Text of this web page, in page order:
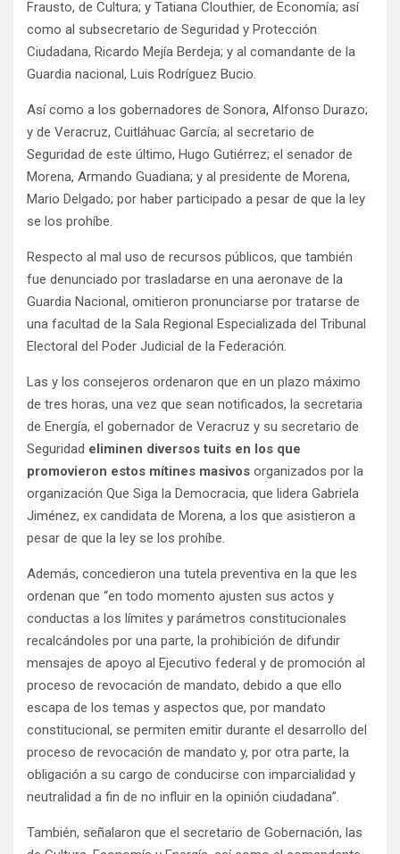
Frausto, de Cultura; y Tatiana Clouthier, de Economía; así
como al subsecretario de Seguridad y Protección
Ciudadana, Ricardo Mejía Berdeja; y al comandante de la
Guardia nacional, Luis Rodríguez Bucio.
Así como a los gobernadores de Sonora, Alfonso Durazo;
y de Veracruz, Cuitláhuac García; al secretario de
Seguridad de este último, Hugo Gutiérrez; el senador de
Morena, Armando Guadiana; y al presidente de Morena,
Mario Delgado; por haber participado a pesar de que la ley
se los prohíbe.
Respecto al mal uso de recursos públicos, que también
fue denunciado por trasladarse en una aeronave de la
Guardia Nacional, omitieron pronunciarse por tratarse de
una facultad de la Sala Regional Especializada del Tribunal
Electoral del Poder Judicial de la Federación.
Las y los consejeros ordenaron que en un plazo máximo
de tres horas, una vez que sean notificados, la secretaria
de Energía, el gobernador de Veracruz y su secretario de
Seguridad eliminen diversos tuits en los que
promovieron estos mítines masivos organizados por la
organización Que Siga la Democracia, que lidera Gabriela
Jiménez, ex candidata de Morena, a los que asistieron a
pesar de que la ley se los prohíbe.
Además, concedieron una tutela preventiva en la que les
ordenan que “en todo momento ajusten sus actos y
conductas a los límites y parámetros constitucionales
recalcándoles por una parte, la prohibición de difundir
mensajes de apoyo al Ejecutivo federal y de promoción al
proceso de revocación de mandato, debido a que ello
escapa de los temas y aspectos que, por mandato
constitucional, se permiten emitir durante el desarrollo del
proceso de revocación de mandato y, por otra parte, la
obligación a su cargo de conducirse con imparcialidad y
neutralidad a fin de no influir en la opinión ciudadana”.
También, señalaron que el secretario de Gobernación, las